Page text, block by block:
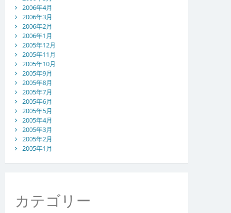
2006年4月
2006年3月
2006年2月
2006年1月
2005年12月
2005年11月
2005年10月
2005年9月
2005年8月
2005年7月
2005年6月
2005年5月
2005年4月
2005年3月
2005年2月
2005年1月
カテゴリー